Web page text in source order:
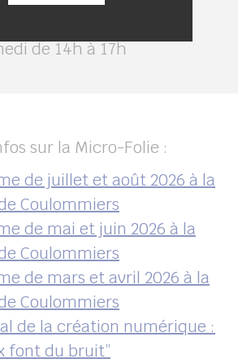
:
de 14h à 17h
sur la Micro-Folie :
de juillet et août 2026 à la
Coulommiers
de mai et juin 2026 à la
Coulommiers
de mars et avril 2026 à la
Coulommiers
de la création numérique :
font du bruit”